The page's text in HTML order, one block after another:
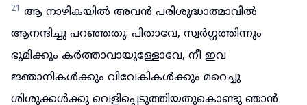
21 ആ നാഴികയിൽ അവൻ പരിശുദ്ധാത്മാവിൽ
ആനന്ദിച്ചു പറഞ്ഞതു: പിതാവേ, സ്വർഗ്ഗത്തിന്നും
ഭൂമിക്കും കർത്താവായുള്ളോവേ, നീ ഇവ
ജ്ഞാനികൾക്കും വിവേകികൾക്കും മറെച്ചു
ശിശുക്കൾക്കു വെളിപ്പെടുത്തിയതുകൊണ്ടു ഞാൻ